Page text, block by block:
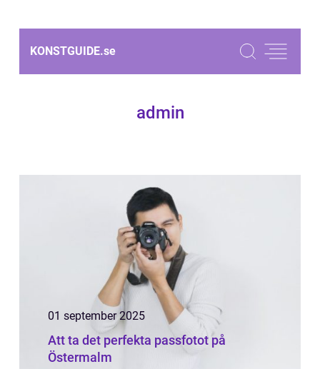
KONSTGUIDE.se
admin
01 september 2025
Att ta det perfekta passfotot på
Östermalm